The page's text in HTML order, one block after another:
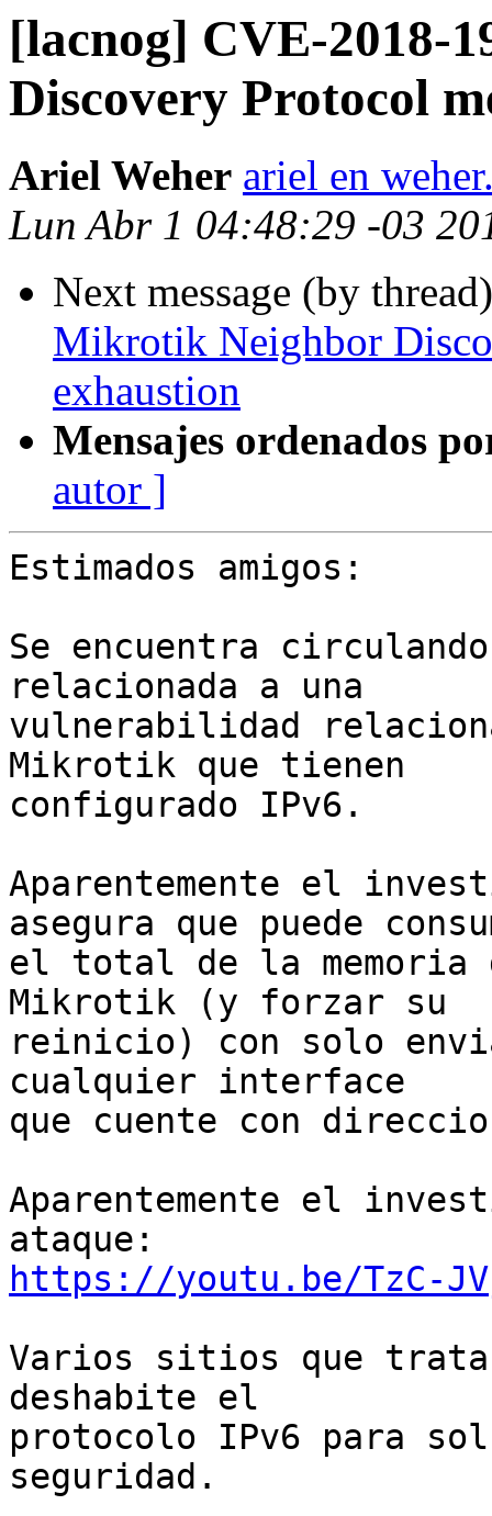
[lacnog] CVE-2018-
Discovery Protocol
Ariel Weher ariel en
Lun Abr 1 04:48:29 -03
Next message (by
Mikrotik Neighbor
exhaustion
Mensajes ordenados
autor ]
Estimados amigos:
Se encuentra
relacionada a una
vulnerabilidad
Mikrotik que tienen
configurado IPv6.
Aparentemente el
asegura que puede
el total de la memoria
Mikrotik (y forzar su
reinicio) con solo
cualquier interface
que cuente con
Aparentemente el
https://youtu.be/TzC-
Varios sitios que
deshabite el
protocolo IPv6 para
seguridad.